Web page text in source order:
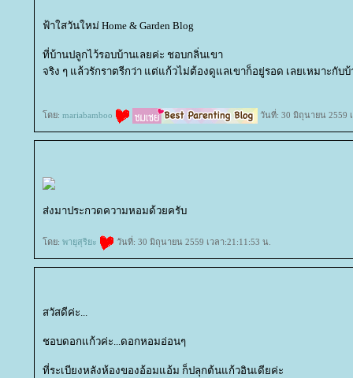
ฟ้าใสวันใหม่ Home & Garden Blog
ที่บ้านปลูกไว้รอบบ้านเลยค่ะ ชอบกลิ่นเขา
จริง ๆ แล้วรักราตรีกว่า แต่แก้วไม่ต้องดูแลเขาก็อยู่รอด เลยเหมาะกับ
ดย: mariabamboo วันที่: 30 มิถุนายน 2559
ส่งมาประกวดความหอมด้วยครับ
ดย: พายุสุริยะ วันที่: 30 มิถุนายน 2559 เวลา:21:11:53 น.
สวัสดีค่ะ...
ชอบดอกแก้วค่ะ...ดอกหอมอ่อนๆ
ที่ระเบียงหลังห้องของอ้อมแอ้ม ก็ปลุกต้นแก้วอินเดียค่ะ